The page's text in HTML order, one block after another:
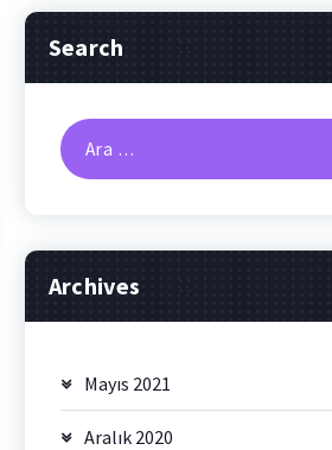
Search
Arama:
Archives
Mayıs 2021
Aralık 2020